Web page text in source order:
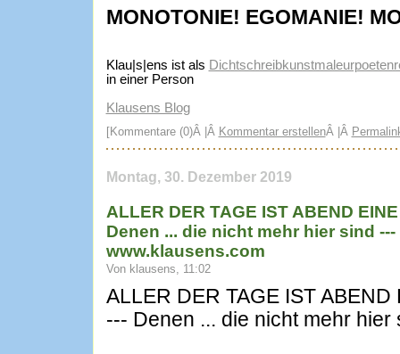
MONOTONIE! EGOMANIE!
Klau|s|ens ist als
in einer Person
Klausens Blog
[Kommentare (0)Â |Â Kommentar erstellenÂ |Â
Montag, 30. Dezember 2019
ALLER DER TAGE IST ABEND
Denen ... die nicht mehr hier sind
www.klausens.com
Von klausens, 11:02
ALLER DER TAGE IST
--- Denen ... die nicht mehr hier